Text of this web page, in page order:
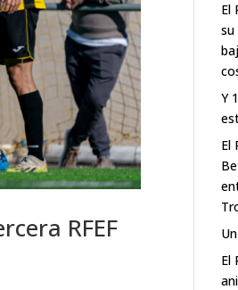
RFEF
El
su
Y
El
El